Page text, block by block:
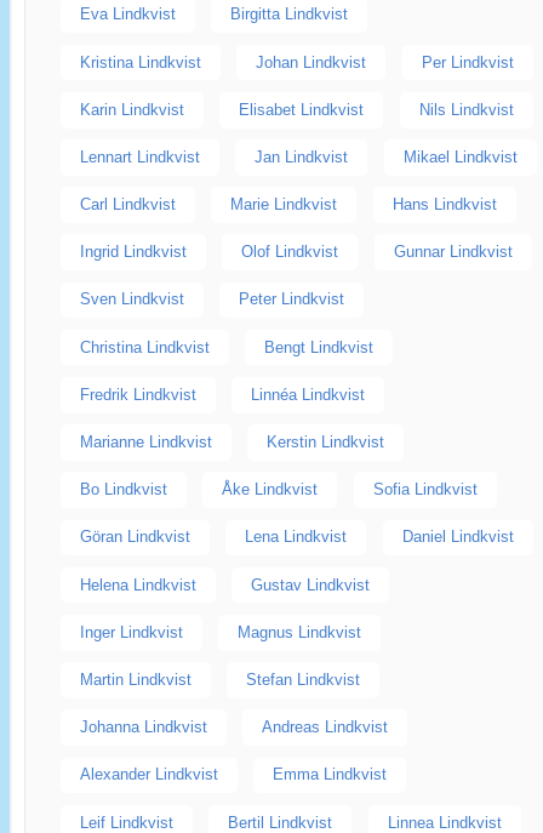
Eva Lindkvist Birgitta Lindkvist
Kristina Lindkvist Johan Lindkvist Per Lindkvist
Karin Lindkvist Elisabet Lindkvist Nils Lindkvist
Lennart Lindkvist Jan Lindkvist Mikael Lindkvist
Carl Lindkvist Marie Lindkvist Hans Lindkvist
Ingrid Lindkvist Olof Lindkvist Gunnar Lindkvist
Sven Lindkvist Peter Lindkvist
Christina Lindkvist Bengt Lindkvist
Fredrik Lindkvist Linnéa Lindkvist
Marianne Lindkvist Kerstin Lindkvist
Bo Lindkvist Åke Lindkvist Sofia Lindkvist
Göran Lindkvist Lena Lindkvist Daniel Lindkvist
Helena Lindkvist Gustav Lindkvist
Inger Lindkvist Magnus Lindkvist
Martin Lindkvist Stefan Lindkvist
Johanna Lindkvist Andreas Lindkvist
Alexander Lindkvist Emma Lindkvist
Leif Lindkvist Bertil Lindkvist Linnea Lindkvist